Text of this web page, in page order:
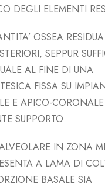
DEGLI ELEMENTI
OSSEA RESIDUA
SEPPUR
AL FINE DI UNA
FISSA SU
E APICO-
SUPPORTO
IN ZONA
A LAMA DI
BASALE SIA